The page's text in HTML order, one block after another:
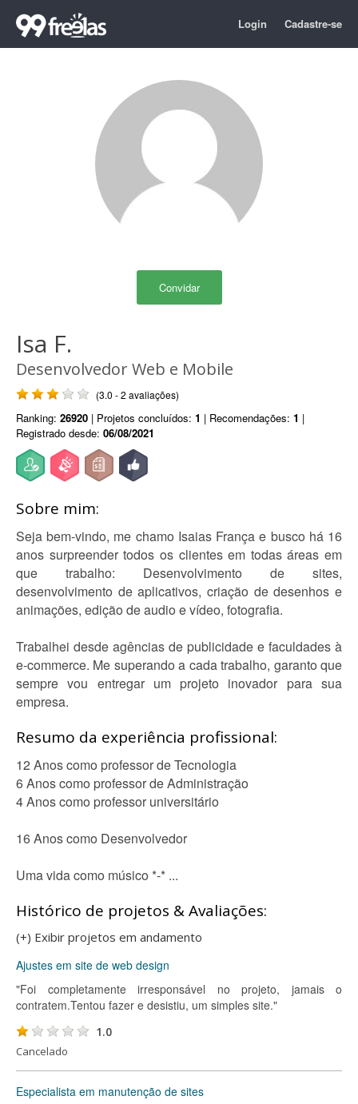
Login Cadastre-se
Convidar
Isa F.
Desenvolvedor Web e Mobile
(3.0 - 2 avaliações)
Ranking: 26920 | Projetos concluídos: 1 | Recomendações: 1 |
Registrado desde: 06/08/2021
Sobre mim:
Seja bem-vindo, me chamo Isaias França e busco há 16
anos surpreender todos os clientes em todas áreas em
que trabalho: Desenvolvimento de sites,
desenvolvimento de aplicativos, criação de desenhos e
animações, edição de audio e vídeo, fotografia.
Trabalhei desde agências de publicidade e faculdades à
e-commerce. Me superando a cada trabalho, garanto que
sempre vou entregar um projeto inovador para sua
empresa.
Resumo da experiência profissional:
12 Anos como professor de Tecnologia
6 Anos como professor de Administração
4 Anos como professor universitário
16 Anos como Desenvolvedor
Uma vida como músico *-* ...
Histórico de projetos & Avaliações:
(+) Exibir projetos em andamento
Ajustes em site de web design
"Foi completamente irresponsável no projeto, jamais o
contratem.Tentou fazer e desistiu, um simples site."
1.0
Cancelado
Especialista em manutenção de sites